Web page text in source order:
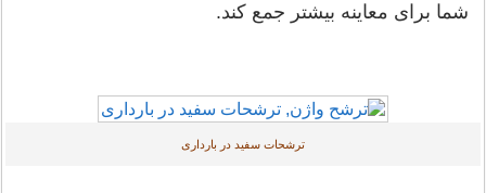
شما برای معاینه بیشتر جمع کند.
ترشحات سفید در بارداری